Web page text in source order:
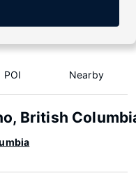
POI Nearby
British